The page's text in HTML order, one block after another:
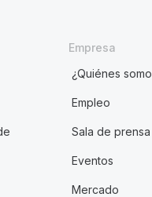
Empresa
¿Quiénes
Empleo
Sala de prensa
Eventos
Mercado